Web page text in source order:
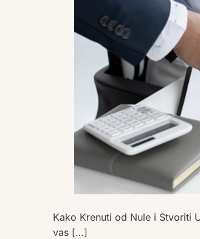
Kako Krenuti od Nule i Stvoriti
vas […]